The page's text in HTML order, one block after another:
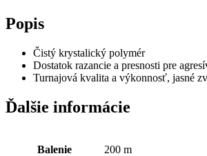
Popis
Čistý krystalický polymér
Dostatok razancie a presnosti pre
Turnajová kvalita a výkonnosť, jasné
Ďalšie informácie
Balenie 200 m